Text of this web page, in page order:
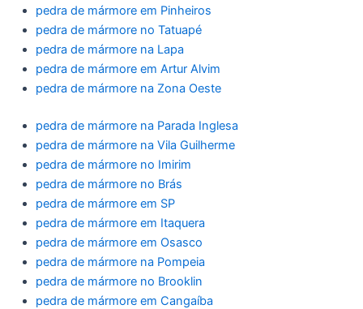
pedra de mármore em Pinheiros
pedra de mármore no Tatuapé
pedra de mármore na Lapa
pedra de mármore em Artur Alvim
pedra de mármore na Zona Oeste
pedra de mármore na Parada Inglesa
pedra de mármore na Vila Guilherme
pedra de mármore no Imirim
pedra de mármore no Brás
pedra de mármore em SP
pedra de mármore em Itaquera
pedra de mármore em Osasco
pedra de mármore na Pompeia
pedra de mármore no Brooklin
pedra de mármore em Cangaíba